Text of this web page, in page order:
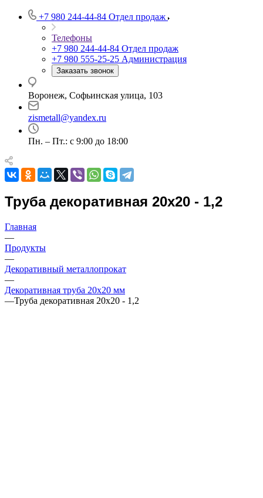
+7 980 244-44-84 Отдел продаж
Телефоны
+7 980 244-44-84 Отдел продаж
+7 980 555-25-25 Администрация
Заказать звонок
Воронеж, Софьинская улица, 103
zismetall@yandex.ru
Пн. – Пт.: с 9:00 до 18:00
Труба декоративная 20x20 - 1,2
Главная
—
Продукты
—
Декоративный металлопрокат
—
Декоративная труба 20х20 мм
—Труба декоративная 20x20 - 1,2